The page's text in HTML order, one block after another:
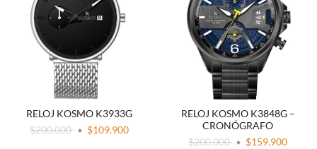
RELOJ KOSMO K3933G
$200.000
$109.900
RELOJ KOSMO K3848G –
CRONÓGRAFO
$200.000
$159.900